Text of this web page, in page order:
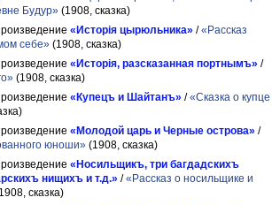
Будур» (1908, сказка)
«Исторія цырюльника» /«Рассказ
себе» (1908, сказка)
«Исторія, разсказанная портнымъ» /
(1908, сказка)
«Купецъ и Шайтанъ» /«Сказка о купце
«Молодой царь и Черные острова» /
юноши» (1908, сказка)
«Носильщикъ, три багдадскихъ
нищихъ и т.д.» /«Рассказ о носильщике и
сказка)